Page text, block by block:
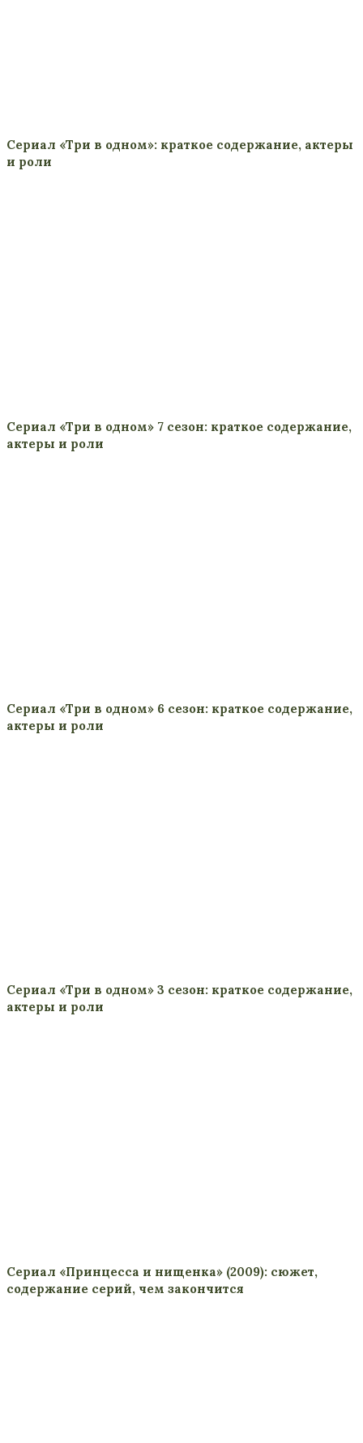
Сериал «Три в одном»: краткое содержание, актеры
и роли
Сериал «Три в одном» 7 сезон: краткое содержание,
актеры и роли
Сериал «Три в одном» 6 сезон: краткое содержание,
актеры и роли
Сериал «Три в одном» 3 сезон: краткое содержание,
актеры и роли
Сериал «Принцесса и нищенка» (2009): сюжет,
содержание серий, чем закончится